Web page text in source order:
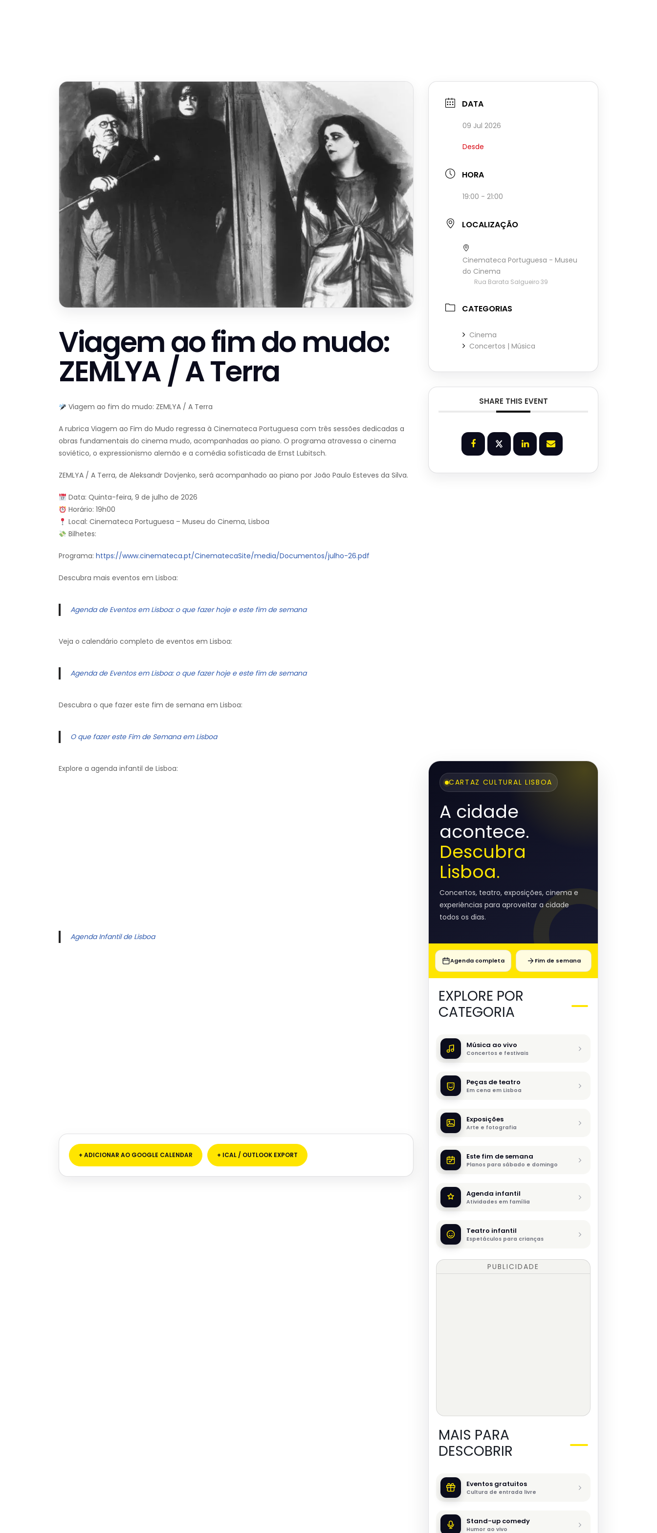
Viagem ao fim do mudo:
ZEMLYA / A Terra
Viagem ao fim do mudo: ZEMLYA / A Terra
A rubrica Viagem ao Fim do Mudo regressa à Cinemateca Portuguesa com três sessões dedicadas a
obras fundamentais do cinema mudo, acompanhadas ao piano. O programa atravessa o cinema
soviético, o expressionismo alemão e a comédia sofisticada de Ernst Lubitsch.
ZEMLYA / A Terra, de Aleksandr Dovjenko, será acompanhado ao piano por João Paulo Esteves da Silva.
Data: Quinta-feira, 9 de julho de 2026
Horário: 19h00
Local: Cinemateca Portuguesa – Museu do Cinema, Lisboa
Bilhetes:
Programa: https://www.cinemateca.pt/CinematecaSite/media/Documentos/julho-26.pdf
Descubra mais eventos em Lisboa:
Agenda de Eventos em Lisboa: o que fazer hoje e este fim de semana
Veja o calendário completo de eventos em Lisboa:
Agenda de Eventos em Lisboa: o que fazer hoje e este fim de semana
Descubra o que fazer este fim de semana em Lisboa:
O que fazer este Fim de Semana em Lisboa
Explore a agenda infantil de Lisboa:
Agenda Infantil de Lisboa
+ ADICIONAR AO GOOGLE CALENDAR + ICAL / OUTLOOK EXPORT
DATA
09 Jul 2026
Desde
HORA
19:00 - 21:00
LOCALIZAÇÃO
Cinemateca Portuguesa - Museu
do Cinema
Rua Barata Salgueiro 39
CATEGORIAS
Cinema
Concertos | Música
SHARE THIS EVENT
CARTAZ CULTURAL LISBOA
A cidade
acontece.
Descubra
Lisboa.
Concertos, teatro, exposições, cinema e
experiências para aproveitar a cidade
todos os dias.
Agenda completa Fim de semana
EXPLORE POR
CATEGORIA
Música ao vivo
Concertos e festivais
Peças de teatro
Em cena em Lisboa
Exposições
Arte e fotografia
Este fim de semana
Planos para sábado e domingo
Agenda infantil
Atividades em família
Teatro infantil
Espetáculos para crianças
PUBLICIDADE
MAIS PARA
DESCOBRIR
Eventos gratuitos
Cultura de entrada livre
Stand-up comedy
Humor ao vivo